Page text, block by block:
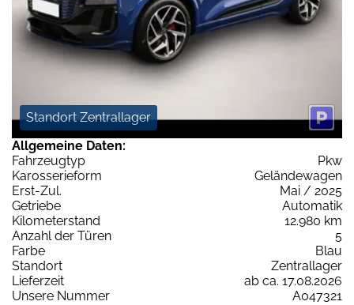
Standort Zentrallager
Allgemeine Daten:
Fahrzeugtyp
Pkw
Karosserieform
Geländewagen
Erst-Zul.
Mai / 2025
Getriebe
Automatik
Kilometerstand
12.980 km
Anzahl der Türen
5
Farbe
Blau
Standort
Zentrallager
Lieferzeit
ab ca. 17.08.2026
Unsere Nummer
A047321